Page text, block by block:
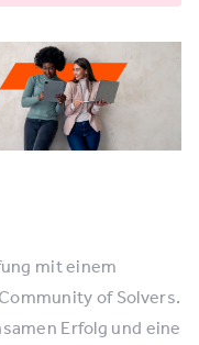
mit einem
of Solvers.
Erfolg und eine